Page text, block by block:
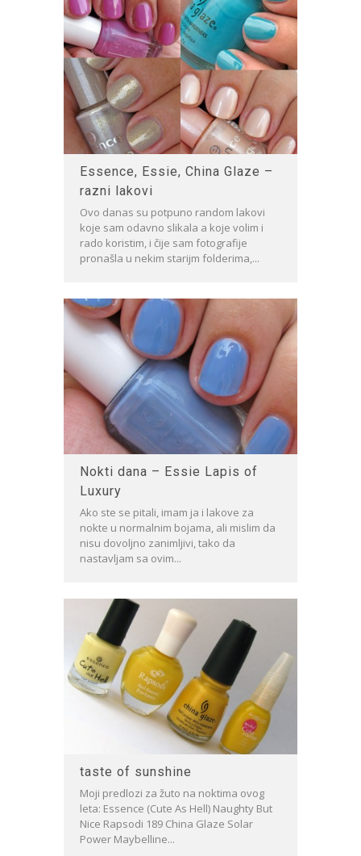
Essence, Essie, China Glaze –
razni lakovi
Ovo danas su potpuno random lakovi
koje sam odavno slikala a koje volim i
rado koristim, i čije sam fotografije
pronašla u nekim starijm folderima,...
Nokti dana – Essie Lapis of
Luxury
Ako ste se pitali, imam ja i lakove za
nokte u normalnim bojama, ali mislim da
nisu dovoljno zanimljivi, tako da
nastavljam sa ovim...
taste of sunshine
Moji predlozi za žuto na noktima ovog
leta: Essence (Cute As Hell) Naughty But
Nice Rapsodi 189 China Glaze Solar
Power Maybelline...